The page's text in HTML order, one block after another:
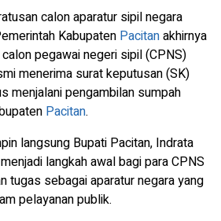
calon aparatur sipil negara
Kabupaten Pacitanakhirnya
pegawai negeri sipil (CPNS)
menerima surat keputusan (SK)
menjalani pengambilan sumpah
Pacitan.
langsung Bupati Pacitan, Indrata
langkah awal bagi para CPNS
tugas sebagai aparatur negara yang
pelayanan publik.